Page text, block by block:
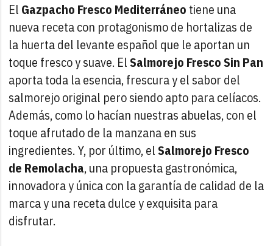
El Gazpacho Fresco Mediterráneo tiene una
nueva receta con protagonismo de hortalizas de
la huerta del levante español que le aportan un
toque fresco y suave. ElSalmorejo Fresco Sin Pan
aporta toda la esencia, frescura y el sabor del
salmorejo original pero siendo apto para celíacos.
Además, como lo hacían nuestras abuelas, con el
toque afrutado de la manzana en sus
ingredientes. Y, por último, elSalmorejo Fresco
de Remolacha, una propuesta gastronómica,
innovadora y única con la garantía de calidad de la
marca y una receta dulce y exquisita para
disfrutar.